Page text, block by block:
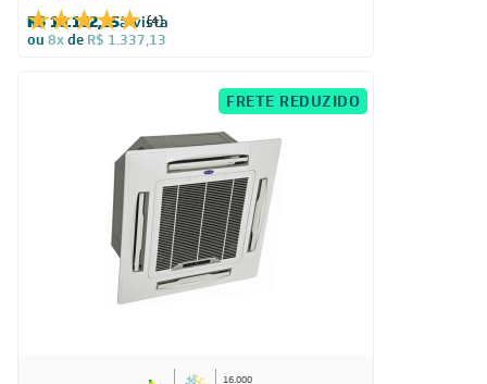
(4)
R$ 10.162,15à vista
ou 8xde R$ 1.337,13
FRETE REDUZIDO
16.000